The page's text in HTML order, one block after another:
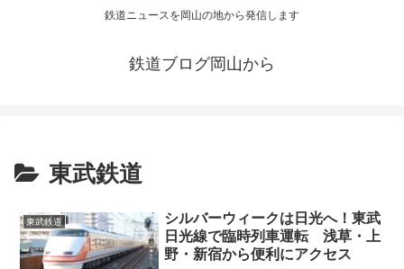
鉄道ニュースを岡山の地から発信します
鉄道ブログ岡山から
東武鉄道
東武鉄道
シルバーウィークは日光へ！東武
日光線で臨時列車運転 浅草・上
野・新宿から便利にアクセス